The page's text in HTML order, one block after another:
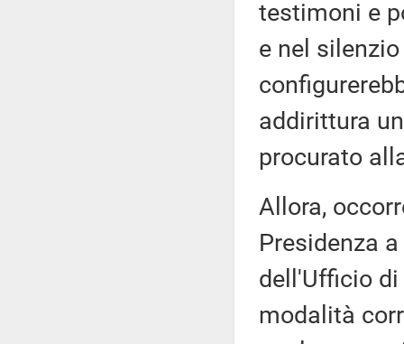
testimoni e
e nel
addirittura
procurato
Allora,
Presidenza
dell'Ufficio
modalità